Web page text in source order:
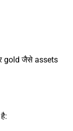
gold जैसे assets